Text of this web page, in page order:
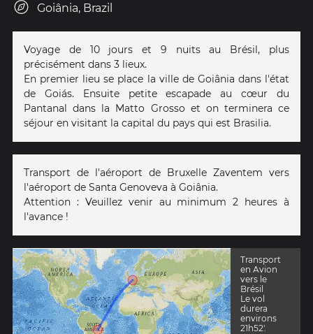
Goiânia, Brazil
Voyage de 10 jours et 9 nuits au Brésil, plus
précisément dans 3 lieux.
En premier lieu se place la ville de Goiânia dans l'état
de Goiás. Ensuite petite escapade au cœur du
Pantanal dans la Matto Grosso et on terminera ce
séjour en visitant la capital du pays qui est Brasilia.
Transport de l'aéroport de Bruxelle Zaventem vers
l'aéroport de Santa Genoveva à Goiânia.
Attention : Veuillez venir au minimum 2 heures à
l'avance !
Transport
en Avion
vers le
Brésil
Le vol
durera
environs
21h52'.